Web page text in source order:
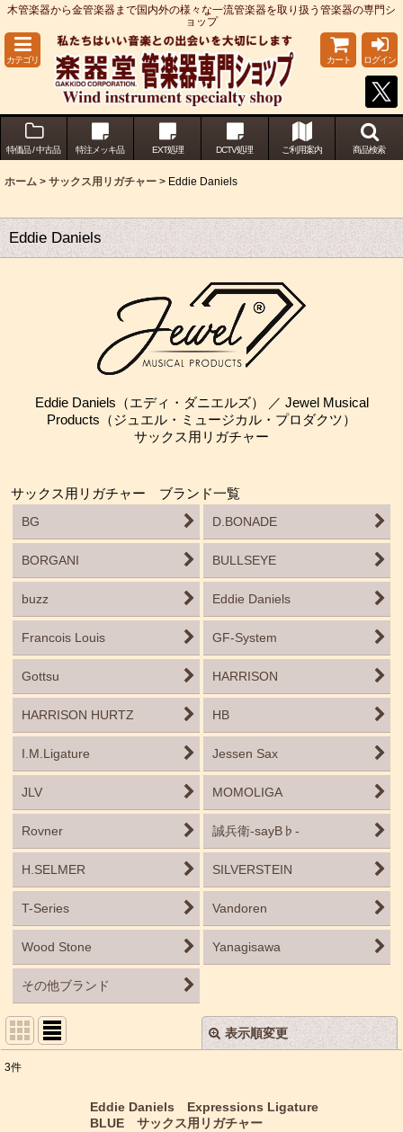
木管楽器から金管楽器まで国内外の様々な一流管楽器を取り扱う管楽器の専門シ
ョップ
カテゴリ カート ログイン
特価品 / 中古品 特注メッキ品 EXT処理 DCTV処理 ご利用案内 商品検索
ホーム > サックス用リガチャー > Eddie Daniels
Eddie Daniels
Eddie Daniels（エディ・ダニエルズ） ／ Jewel Musical
Products（ジュエル・ミュージカル・プロダクツ）
サックス用リガチャー
サックス用リガチャー ブランド一覧
BG
D.BONADE
BORGANI BULLSEYE
buzz Eddie Daniels
Francois Louis GF-System
Gottsu HARRISON
HARRISON HURTZ HB
I.M.Ligature Jessen Sax
JLV MOMOLIGA
Rovner 誠兵衛-sayB♭-
H.SELMER SILVERSTEIN
T-Series Vandoren
Wood Stone Yanagisawa
その他ブランド
表示順変更 閉じる
3件
Eddie Daniels Expressions Ligature
BLUE サックス用リガチャー